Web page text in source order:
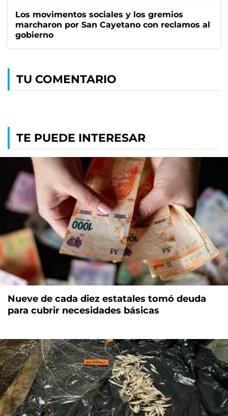
Los movimentos sociales y los gremios
marcharon por San Cayetano con reclamos al
gobierno
TU COMENTARIO
TE PUEDE INTERESAR
Nueve de cada diez estatales tomó deuda
para cubrir necesidades básicas